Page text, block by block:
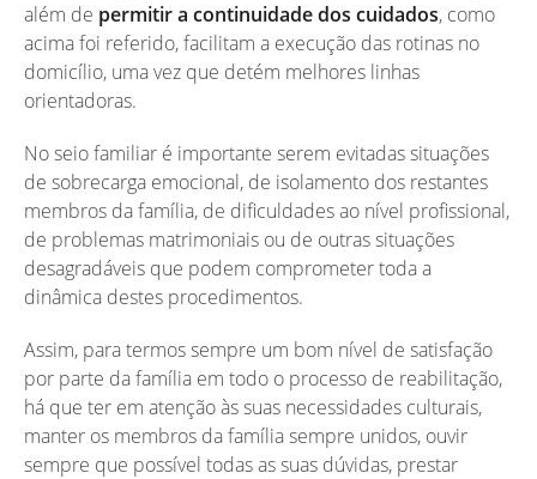
além de permitir a continuidade dos cuidados, como
acima foi referido, facilitam a execução das rotinas no
domicílio, uma vez que detém melhores linhas
orientadoras.
No seio familiar é importante serem evitadas situações
de sobrecarga emocional, de isolamento dos restantes
membros da família, de dificuldades ao nível profissional,
de problemas matrimoniais ou de outras situações
desagradáveis que podem comprometer toda a
dinâmica destes procedimentos.
Assim, para termos sempre um bom nível de satisfação
por parte da família em todo o processo de reabilitação,
há que ter em atenção às suas necessidades culturais,
manter os membros da família sempre unidos, ouvir
sempre que possível todas as suas dúvidas, prestar